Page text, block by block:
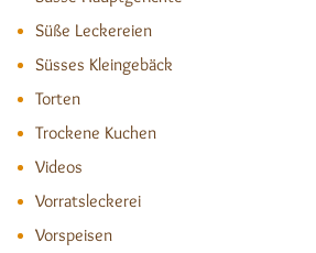
Süße Leckereien
Süsses Kleingebäck
Torten
Trockene Kuchen
Videos
Vorratsleckerei
Vorspeisen